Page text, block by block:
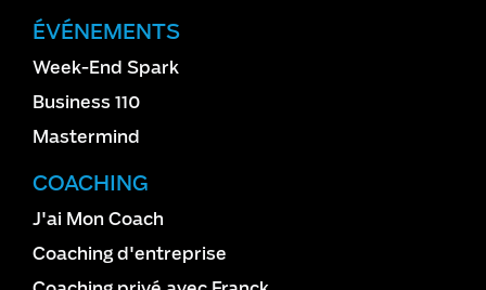
ÉVÉNEMENTS
Week-End Spark
Business 110
Mastermind
COACHING
J'ai Mon Coach
Coaching d'entreprise